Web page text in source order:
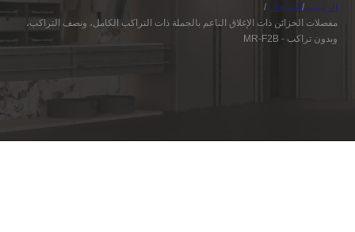
الرئيسية/ المنتجات/
مفصلات الخزائن ذات الإغلاق الناعم بالجملة ذات التراكب الكامل، ونصف التراكب،
وبدون تراكب - MR-F2B